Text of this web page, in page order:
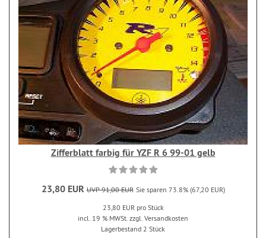
Zifferblatt farbig für YZF R 6 99-01 gelb
23,80 EUR UVP 91,00 EUR Sie sparen 73.8% (67,20 EUR)
23,80 EUR pro Stück
incl. 19 % MWSt. zzgl. Versandkosten
Lagerbestand 2 Stück